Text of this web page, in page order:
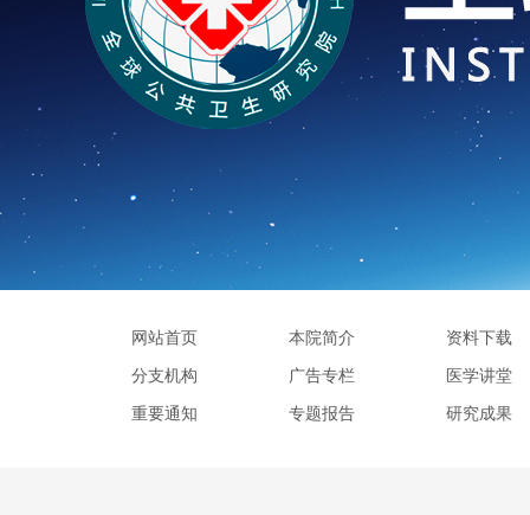
网站首页 本院简介 资料下载
分支机构 广告专栏 医学讲堂
重要通知 专题报告 研究成果